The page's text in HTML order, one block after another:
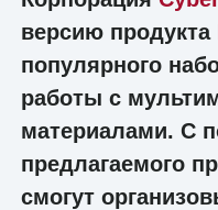
версию продукта
популярного
работы с
материалами. С
предлагаемого
смогут